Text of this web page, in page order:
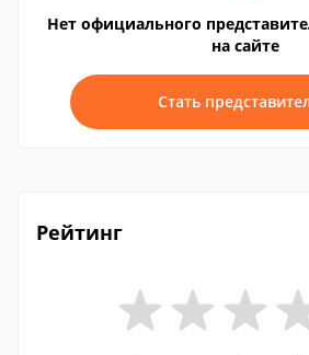
Нет официального
на сайте
Стать
Рейтинг